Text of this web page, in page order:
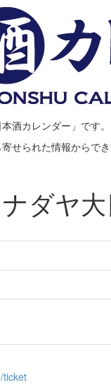
酒カレンダー」です。
せられた情報からで
ダヤ
ticket